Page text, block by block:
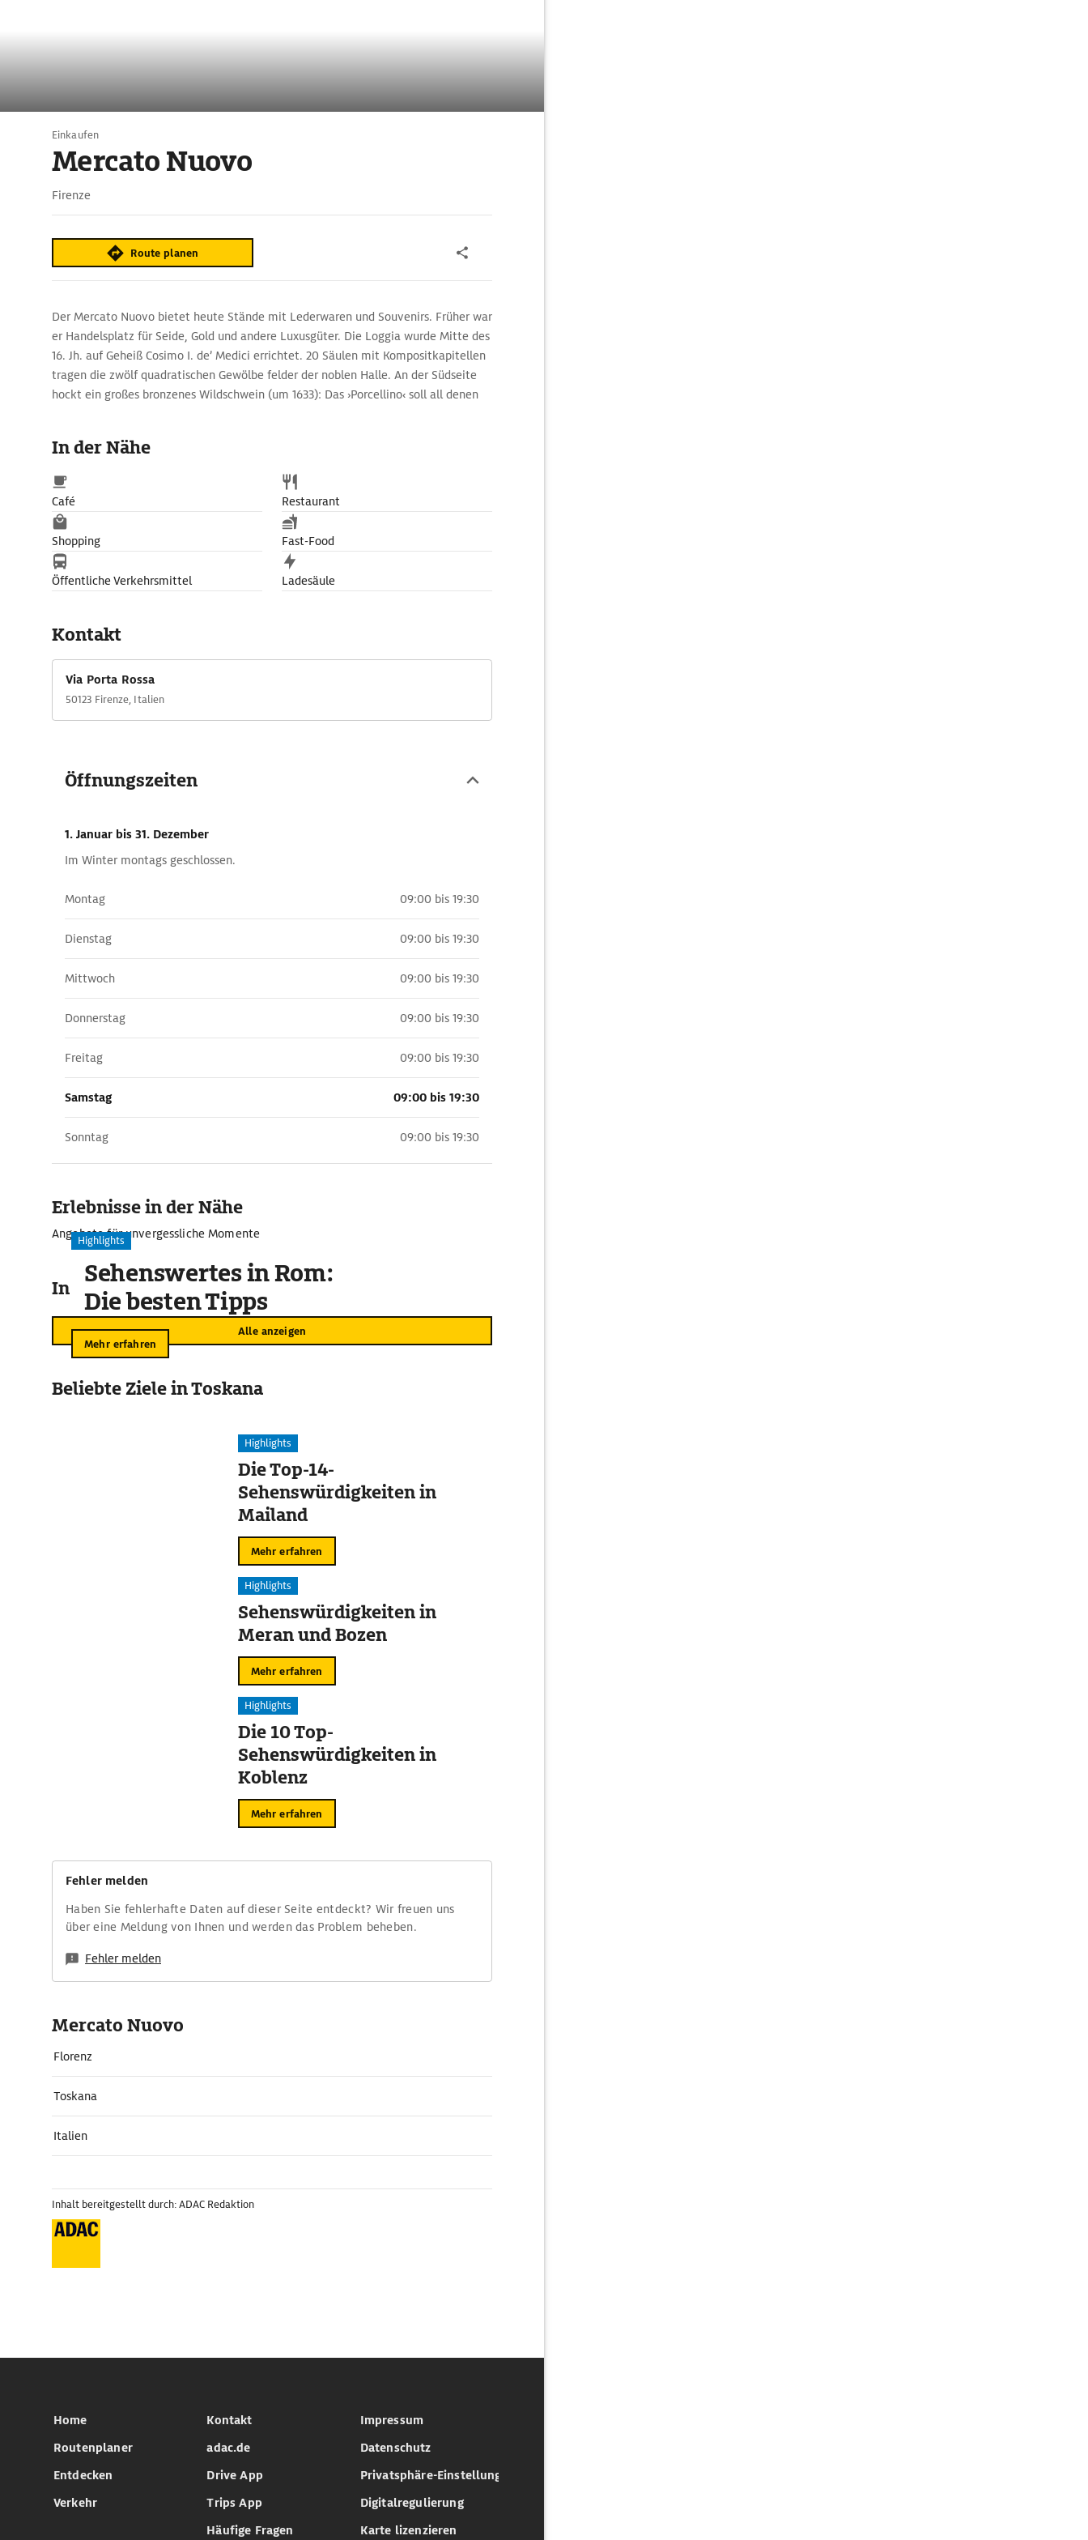
Einkaufen
Mercato Nuovo
Firenze
Route planen
Der Mercato Nuovo bietet heute Stände mit Lederwaren und Souvenirs. Früher war
er Handelsplatz für Seide, Gold und andere Luxusgüter. Die Loggia wurde Mitte des
16. Jh. auf Geheiß Cosimo I. de’ Medici errichtet. 20 Säulen mit Kompositkapitellen
tragen die zwölf quadratischen Gewölbe felder der noblen Halle. An der Südseite
hockt ein großes bronzenes Wildschwein (um 1633): Das ›Porcellino‹ soll all denen
In der Nähe
Café Restaurant
Shopping Fast-Food
Öffentliche Verkehrsmittel Ladesäule
Kontakt
Via Porta Rossa
50123 Firenze, Italien
Öffnungszeiten
1. Januar bis 31. Dezember
Im Winter montags geschlossen.
Montag 09:00 bis 19:30
Dienstag 09:00 bis 19:30
Mittwoch 09:00 bis 19:30
Donnerstag 09:00 bis 19:30
Freitag 09:00 bis 19:30
Samstag 09:00 bis 19:30
Sonntag 09:00 bis 19:30
Erlebnisse in der Nähe
Angebote für unvergessliche Momente
In der Umgebung
Alle anzeigen
Highlights
Sehenswertes in Rom:
Die besten Tipps
Mehr erfahren
Beliebte Ziele in Toskana
Highlights
Die Top-14-
Sehenswürdigkeiten in
Mailand
Mehr erfahren
Highlights
Sehenswürdigkeiten in
Meran und Bozen
Mehr erfahren
Highlights
Die 10 Top-
Sehenswürdigkeiten in
Koblenz
Mehr erfahren
Fehler melden
Haben Sie fehlerhafte Daten auf dieser Seite entdeckt? Wir freuen uns
über eine Meldung von Ihnen und werden das Problem beheben.
Fehler melden
Mercato Nuovo
Florenz
Toskana
Italien
Inhalt bereitgestellt durch: ADAC Redaktion
Home
Routenplaner
Entdecken
Verkehr
Kontakt
adac.de
Drive App
Trips App
Häufige Fragen
Impressum
Datenschutz
Privatsphäre-Einstellungen
Digitalregulierung
Karte lizenzieren